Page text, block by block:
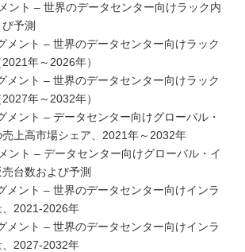
ント – 世界のデータセンター向けラック内
予測
メント – 世界のデータセンター向けラック
年～2026年）
メント – 世界のデータセンター向けラック
年～2032年）
メント – データセンター向けグローバル・
上高市場シェア、2021年～2032年
ント – データセンター向けグローバル・イ
台数および予測
メント – 世界のデータセンター向けインラ
、2021-2026年
メント – 世界のデータセンター向けインラ
、2027-2032年